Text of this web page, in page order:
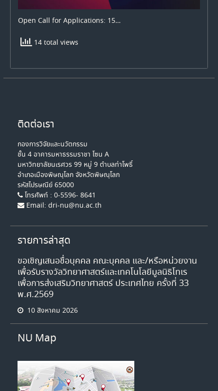
Open Call for Applications: 15…
14 total views
ติดต่อเรา
กองการวิจัยและนวัตกรรม
ชั้น 4 อาคารมหาธรรมราชา โซน A
มหาวิทยาลัยนเรศวร 99 หมู่ 9 ตำบลท่าโพธิ์
อำเภอเมืองพิษณุโลก จังหวัดพิษณุโลก
รหัสไปรษณีย์ 65000
โทรศัพท์ : 0-5596- 8641
Email: dri-nu@nu.ac.th
รายการล่าสุด
ขอเชิญเสนอชื่อบุคคล คณะบุคคล และ/หรือหน่วยงาน
เพื่อรับรางวัลวิทยาศาสตร์และเทคโนโลยีมูลนิธิโทเร
เพื่อการส่งเสริมวิทยาศาสตร์ ประเทศไทย ครั้งที่ 33
พ.ศ.2569
10 สิงหาคม 2026
NU Map